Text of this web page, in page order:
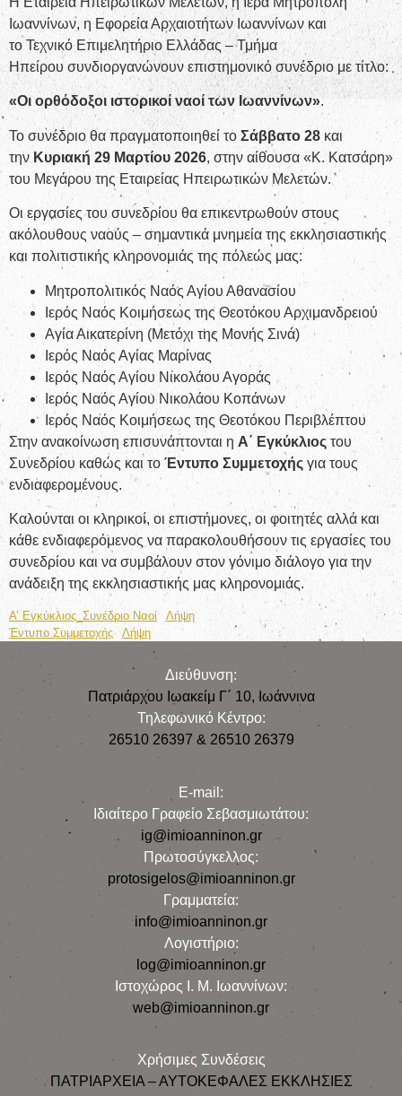
Ιωαννίνων, η Εφορεία Αρχαιοτήτων Ιωαννίνων και
το Τεχνικό Επιμελητήριο Ελλάδας – Τμήμα
Ηπείρου συνδιοργανώνουν επιστημονικό συνέδριο με τίτλο:
«Οι ορθόδοξοι ιστορικοί ναοί των Ιωαννίνων».
Το συνέδριο θα πραγματοποιηθεί το Σάββατο 28 και
την Κυριακή 29 Μαρτίου 2026, στην αίθουσα «Κ. Κατσάρη»
του Μεγάρου της Εταιρείας Ηπειρωτικών Μελετών.
Οι εργασίες του συνεδρίου θα επικεντρωθούν στους
ακόλουθους ναούς – σημαντικά μνημεία της εκκλησιαστικής
και πολιτιστικής κληρονομιάς της πόλεώς μας:
Μητροπολιτικός Ναός Αγίου Αθανασίου
Ιερός Ναός Κοιμήσεως της Θεοτόκου Αρχιμανδρειού
Αγία Αικατερίνη (Μετόχι της Μονής Σινά)
Ιερός Ναός Αγίας Μαρίνας
Ιερός Ναός Αγίου Νικολάου Αγοράς
Ιερός Ναός Αγίου Νικολάου Κοπάνων
Ιερός Ναός Κοιμήσεως της Θεοτόκου Περιβλέπτου
Στην ανακοίνωση επισυνάπτονται η Α΄ Εγκύκλιος του
Συνεδρίου καθώς και το Έντυπο Συμμετοχής για τους
ενδιαφερομένους.
Καλούνται οι κληρικοί, οι επιστήμονες, οι φοιτητές αλλά και
κάθε ενδιαφερόμενος να παρακολουθήσουν τις εργασίες του
συνεδρίου και να συμβάλουν στον γόνιμο διάλογο για την
ανάδειξη της εκκλησιαστικής μας κληρονομιάς.
Α’ Εγκύκλιος_Συνέδριο Ναοί
Λήψη
Έντυπο Συμμετοχής
Λήψη
Διεύθυνση:
Πατριάρχου Ιωακείμ Γ΄ 10, Iωάννινα
Τηλεφωνικό Κέντρο:
26510 26397 & 26510 26379
E-mail:
Iδιαίτερο Γραφείο Σεβασμιωτάτου:
ig@imioanninon.gr
Πρωτοσύγκελλος:
protosigelos@imioanninon.gr
Γραμματεία:
info@imioanninon.gr
Λογιστήριο:
log@imioanninon.gr
Ιστοχώρος Ι. Μ. Ιωαννίνων:
web@imioanninon.gr
Χρήσιμες Συνδέσεις
ΠΑΤΡΙΑΡΧΕΙΑ – ΑΥΤΟΚΕΦΑΛΕΣ ΕΚΚΛΗΣΙΕΣ